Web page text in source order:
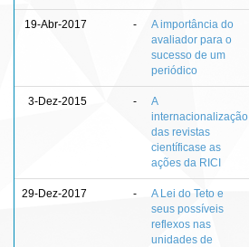
19-Abr-2017 -
A importância do
avaliador para o
sucesso de um
periódico
3-Dez-2015 -
A
internacionalização
das revistas
científicase as
ações da RICI
29-Dez-2017 -
A Lei do Teto e
seus possíveis
reflexos nas
unidades de